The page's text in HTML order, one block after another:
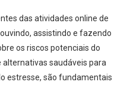
das atividades online de
assistindo e fazendo
os riscos potenciais do
alternativas saudáveis para
estresse, são fundamentais